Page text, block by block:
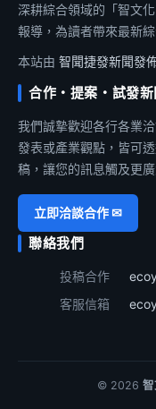
深耕綜合領域的「智文
報導，為讀者帶來最新
本站由 智聞捷發新聞發
合作・提案・試發新
我們誠摯歡迎各行各業
發表或產業觀點，皆可
稿，讓您的訊息觸及更廣
立即洽談合作 ✉
聯絡我們
投稿合作
客服信箱
© 2026